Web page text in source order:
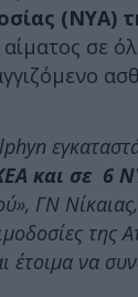
(ΝΥΑ)
σε
και σε 6
ΓΝ
της
έτοιμα να